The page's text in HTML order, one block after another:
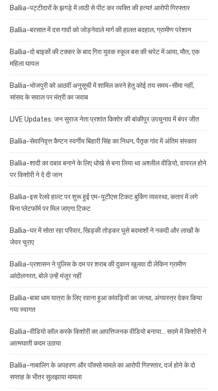
Ballia-पट्टीदारों के झगड़े में लाठी से पीट कर व्यक्ति की हत्या! आरोपी गिरफ्तार
Ballia-बरसात में दस गावों को जोड़नेवाले मार्ग की हालत बदहाल, ग्रामीण परेशान
Ballia-दो बाइकों की टक्कर के बाद गिरा युवक स्कूल बस की चपेट में आया, मौत, एक
महिला घायल
Ballia-भोजपुरी को आठवीं अनुसूची में शामिल करने हेतु कोई तय समय-सीमा नहीं,
सांसद के सवाल पर मंत्री का जवाब
LIVE Updates: जन सुराज नेता प्रशांत किशोर की बांकीपुर उपचुनाव में बंपर जीत
Ballia-सेवानिवृत्त कैप्टन स्वर्गीय बिहारी सिंह का निधन, पैतृक गांव में अंतिम संस्कार
Ballia-शादी का दबाव बनाने के लिए धोखे से बना लिया था अश्लील वीडियो, वायरल होने
पर किशोरी ने दे दी जान
Ballia-इस रेलवे हाल्ट पर शुरू हुई एम-यूटीएस टिकट बुकिंग व्यवस्था, कतार में लगे
बिना प्लेटफॉर्म पर मिल जाएगा टिकट
Ballia-घर में सोता रहा परिवार, खिड़की तोड़कर घुसे बदमाशों ने नकदी और लाखों के
जेवर चुराए
Ballia-प्रशासन ने पुलिस के दम पर शराब की दुकान खुलवा दी लेकिन ग्रामीण
आंदोलनरत, बोले उन्हें मंजूर नहीं
Ballia-बाबा धाम यात्रा के लिए रवाना हुआ कांवड़ियों का जत्था, अंगवस्त्र देकर किया
गया स्वागत
Ballia-वीडियो कॉल करके किशोरी का आपत्तिजनक वीडियो बनाया… सदमे में किशोरी ने
आत्मघाती कदम उठाया
Ballia-नाबालिग के अपहरण और पॉक्सो मामले का आरोपी गिरफ्तार, दर्ज होने के दो
सप्ताह के भीतर सुलझाया मामला